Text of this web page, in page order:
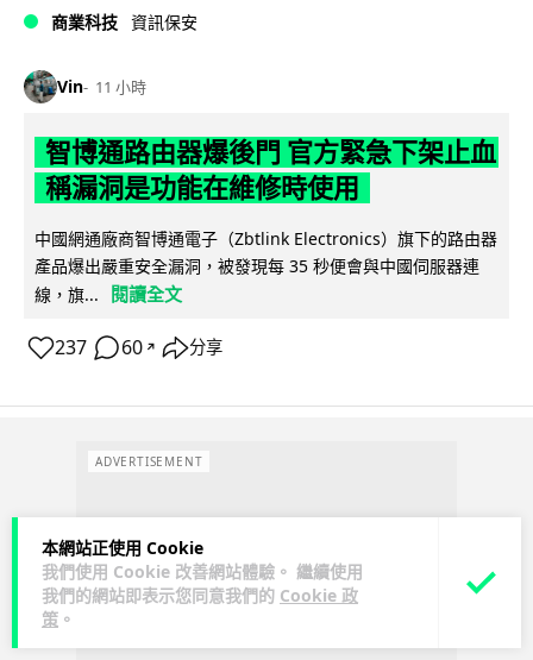
本網站正使用 Cookie
我們使用 Cookie 改善網站體驗。 繼續使用
我們的網站即表示您同意我們的 Cookie 政
策 。
商業科技 資訊保安
Vin 11 小時
智博通路由器爆後門 官方緊急下架止血
稱漏洞是功能在維修時使用
中國網通廠商智博通電子（Zbtlink Electronics）旗下的路由器
產品爆出嚴重安全漏洞，被發現每 35 秒便會與中國伺服器連
線，旗...
閱讀全文
237 60 ↗ 分享
ADVERTISEMENT